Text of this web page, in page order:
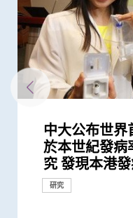
中大公布世界
於本世紀發病
究 發現本港
研究
中大利用腸道
研究
香港和澳門的
亞太區首三位
增加認知
研究
中大「三歲
懷孕期腸道微
性腸病風險
研究
中大揭腸道
病」致病關鍵
助成立全球數
研究
中大研究揭示
化趨勢
研究
中大公布全球
大型分析 揭
香港逾半人口
研究
中大全球首項
群組
研究
中大研究「腸
梭菌感染 治
倍
研究
中大研究揭示
一人患上炎症
每年逾四億港
研究
中大與加拿
「炎症性腸病
症性腸病四階
研究
中大醫學院腸
定臨床指引
物」篩查大腸
研究
四成港人腸道
者類似 中大
方」證有效促
研究
中大全球首證
衡狀況 成功
微生態 有望
研究
嬰兒腸道菌
「三歲定八十
研究
中大醫學院
會頒發「裘槎
獎項及榮譽
中大研究證實
改善難治性胃
研究
中大成立亞洲
中心」
研究
港韓瑞三地
創新納米技術
國際合作
香港中文大學
盟 共同研發
國際合作
香港中文大學
點實驗室 提
造福人類健康
研究
中大黃秀娟教
譽「光華工程
衞生領域唯一
獎項及榮譽
中大研究揭示
腸道微生態
研究
中大醫學院推
劃」吸納百位
制度優勢 打
里程碑
中大首創透
兒童焦慮及感
研究
「賽馬會年輕
糖尿病年青患
數據顯示有
健康推廣計劃
與牛津大學
個華人糖尿預
研究
中大醫學院
妊娠糖尿及懷
女的長期健康
研究
中大研究發現
及經濟造成重
為嚴重
研究
中大銀屑病
修復受損關節
預防變形惡化
研究
中大發現調整
可減輕近七成
性脂肪肝病情
研究
中大研究指出
過敏症風險
研究
中大醫學院開
組數據庫（
生物群研究
研究
中大研究揭示
生態改變 影
研究
中大利用腸道
自閉症有助及
導臨床研究顯
研究
中大威院成功
瓣及三尖瓣
研究
黃秀娟教授成
家獲選「新基
基石科學實驗
獎項及榮譽
中大醫學院兩
院士 成2024
有來自香港的
獎項及榮譽
中大利用大數
精準預測老年
嚴重低血糖的
研究
中大研究發現
研究
中大醫學院黃
科學家獲選為
獎項及榮譽
中大研究顯示
毫克皮質類固
險增一倍
研究
新冠疫苗復必
反應」可有效
引起的嚴重疾
研究
中大發現小腸
顯上升 高收
研究
中大發現新基
冠心病風險
力
研究
中大研究證實
長者五成入院
研究
中大醫學院大
囊活菌配方
研究
中大醫學院進
推算生殖系統
40萬港人
研究
裘槎醫學科
講： 「眾里
獎項及榮譽
中大新技術有
的心臟病風險
研究
中大發現年輕
的終生風險高
近70%
研究
中大研究顯示
降低 2型糖尿
併發症的風險
研究
中大全球首證
尿病患者有較
一類常用降血
研究
中大醫學院獲
大型長新冠研
的長新冠醫療
研究
港大及中大醫
疫苗人士 在
Omicron後能
研究
中大醫學院領
糖尿病的新症
研究
中大與輔導
港學生患「腸
情下壓力上升
研究
中大嶄新技
腸癌及瘜肉復
研究
中大成功研發
物合成軟體微
器限制 深入
研究
中大醫學院
「隱形傳播者
載量及帶活性
研究
中大醫學院研
望提升新冠疫
研究
中大發現新冠
免疫力的益菌
新冠」症狀
研究
中大醫學院聯
作四年 為《
合策略
國際合作
中大醫學院發
輕化趨勢 女
研究
中大賽馬會齊
名市民篩查結
症篩查」有效
健康推廣計劃
中大研究顯示
生率正下降
見改善
研究
中大證新冠
隱形傳播者
力為嬰幼兒作
研究
中大研究顯示
受損問題 建
現病情惡化
研究
中大醫學院與
腎病研究 制
策略
國際合作
患有多囊卵巢
風險是非患病
研究
多元化預防衰
逾8成「前期
老」
研究
中大為5,000
基礎研究追蹤
研究
中大發現嚴重
手術後較易出
進行睡眠窒息
研究
中大成立「張
究中心」 跨
遜病程
研究
中大全球首
礙」家庭研究
向高達6倍 追
研究
中大研究發現
現腎功能急劇
研究
中大研究警
研究
中大研究證實
合指數持續達
病風險
研究
陳家亮教授成
科醫學院國際
獎項及榮譽
「中大賽馬
費為萬名市民
癌症關係
健康推廣計劃
中大為本港老
試 及早辨識
臨床服務
中大研究發現
的關鍵致癌基
研究
中大研究揭乙
險
研究
中大開展全球
查華人阿茲海
研究
中大研究發現
年間上升3倍
中風
研究
中大研究證實
滿意 可處理
幅縮減八成輪
研究
中大建議所有
試 全港兩成
其子女糖尿病
研究
中大研究揭示
獨有
研究
中大首次舉
健康推廣計劃
中大公布全球
腸道出血」的
增加患嚴重心
研究
中大教授成為
中風組織主席
「脈磁激法」
獎項及榮譽
中大研究發
因脂肪肝引致
研究
中大成立周佩
設立一站式簡
訊
研究
中大成立全球
礙症」研究登
研究
中大港大率
心臟手術
研究
中大與全球
小中風新藥物
研究
中大與多國中
發現及早評估
七成中風風險
研究
中大就七種常
個流行病學分
毒」及「甲型
研究
中大公布亞洲
症」患者生活
導療程有效減
研究
中大篩查發現
患腦小血管病
預防
臨床服務
中大率先引入
確定腦部手術
癇症手術成效
外科創新技術
中大醫學院許
評論新沙士文
施對控制疫情
研究
中大倡議新藥
化
研究
中大最新研究
精性脂肪肝新
研究
中文大學與倫
醫療科技
國際合作
中大研究指
擾之糖尿患者
研究
中大與養和
患者出現睡眠
研究
中大醫學院成
治胃酸倒流
外科創新技術
中大提倡結
長者減低中風
臨床服務
社區衰老狀
社區人口中
研究
中大發現糖尿
人的兩倍 倡
尿患者的精神
研究
頭頸放射治
「頸動脈支架
研究
中大與理大攜
中風溶栓治療
臨床服務
中大公布香港
究並提倡中末
教育計劃
研究
中大公布小
研究
中大制訂肝
乙肝病人的肝
研究
中大四科研項
校科學研究優
冠
獎項及榮譽
中文大學與上
中國人糖尿病
研究
中大率先採用
風險二尖瓣脱
研究
中文大學舉
人員研討會
傳染病工作
研討會
中大建議以舒
症患者的吞嚥
研究
大腸癌將成
大腸膠囊內視
外科創新技術
中大研究發現
壓及增加中風
研究
中大展開全港
建立健康睡眠
健康推廣計劃
中大及港大研
新基因標記
研究
中大率亞洲腎
診斷計劃
研究
中大發現本港
有大腸癌前期
研究
中大發現男
開男性發病率
研究
中大證實為頸
療及 為心臟
縮調節器成效
研究
中大三名學者
秀科研者獎
獎項及榮譽
中大公佈本港
情況
研究